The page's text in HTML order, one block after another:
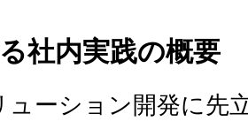
社内実践の概要
ューション開発に先